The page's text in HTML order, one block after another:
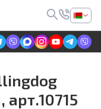
арт.10715